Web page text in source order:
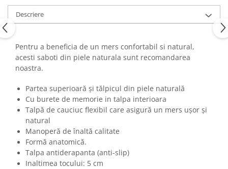
Descriere
Pentru a beneficia de un mers confortabil si natural,
acesti saboti din piele naturala sunt recomandarea
noastra.
Partea superioară şi tălpicul din piele naturală
Cu burete de memorie in talpa interioara
Talpă de cauciuc flexibil care asigură un mers uşor şi
natural
Manoperă de înaltă calitate
Formă anatomică.
Talpa antiderapanta (anti-slip)
Inaltimea tocului: 5 cm